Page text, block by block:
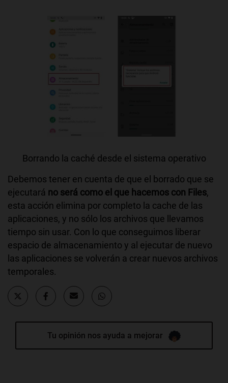
Borrando la caché desde el sistema operativo
Debemos tener en cuenta de que el borrado que se
ejecutará no será como el que hacemos con Files,
esta acción elimina por completo la cache de las
aplicaciones, y no sólo los archivos que llevamos
tiempo sin usar. Con lo que conseguimos liberar
espacio de almacenamiento y al ejecutar de nuevo
las aplicaciones se volverán a crear nuevos archivos
temporales.
Tu opinión nos ayuda a mejorar